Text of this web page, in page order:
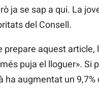
ja se sap a qui. La
del Consell.
prepare aquest
puja el lloguer».
ha augmentat un